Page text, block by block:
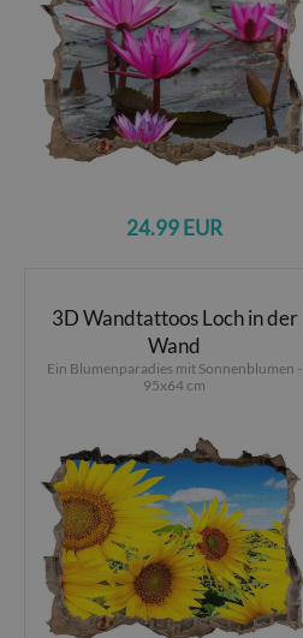
24.99 EUR
3D Wandtattoos Loch in der
Wand
Ein Blumenparadies mit Sonnenblumen -
95x64 cm